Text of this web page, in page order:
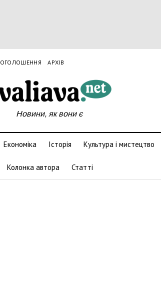
ОГОЛОШЕННЯ АРХІВ
Новини, як вони є
Економіка Історія Культура і мистецтво
Колонка автора Статті